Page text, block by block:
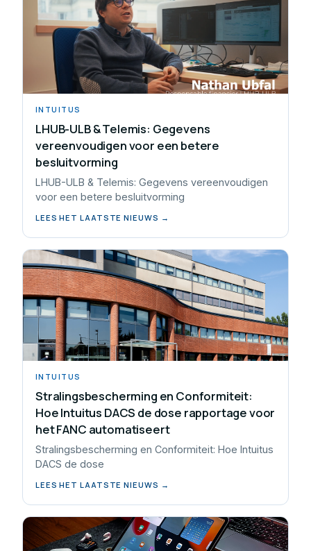
INTUITUS
LHUB-ULB & Telemis: Gegevens
vereenvoudigen voor een betere
besluitvorming
LHUB-ULB & Telemis: Gegevens vereenvoudigen
voor een betere besluitvorming
LEES HET LAATSTE NIEUWS →
INTUITUS
Stralingsbescherming en Conformiteit:
Hoe Intuitus DACS de dose rapportage voor
het FANC automatiseert
Stralingsbescherming en Conformiteit: Hoe Intuitus
DACS de dose
LEES HET LAATSTE NIEUWS →